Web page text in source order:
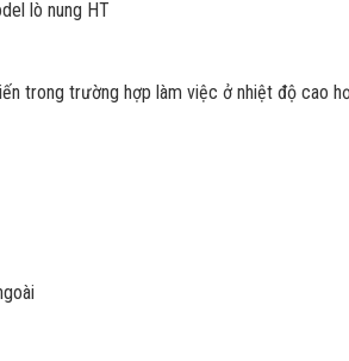
lò nung HT
trong trường hợp làm việc ở nhiệt độ cao